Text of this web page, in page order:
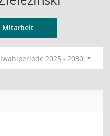
Mitarbeit
2025 - 2030